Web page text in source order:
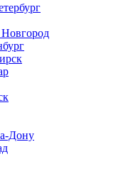
Дону